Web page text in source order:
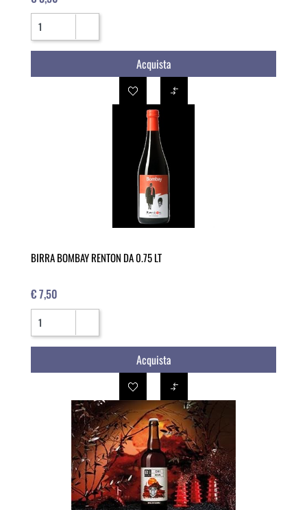
Quantità
Acquista
BIRRA BOMBAY RENTON DA 0.75 LT
€ 7,50
Quantità
Acquista